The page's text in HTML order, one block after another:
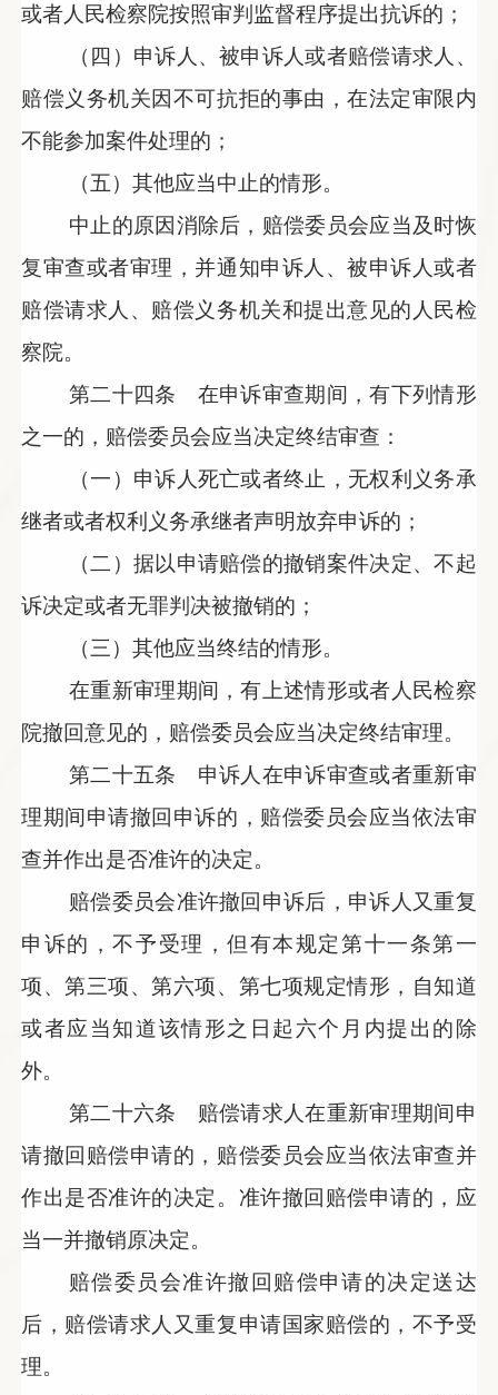
或者人民检察院按照审判监督程序提出抗诉的；
（四）申诉人、被申诉人或者赔偿请求人、
赔偿义务机关因不可抗拒的事由，在法定审限内
不能参加案件处理的；
（五）其他应当中止的情形。
中止的原因消除后，赔偿委员会应当及时恢
复审查或者审理，并通知申诉人、被申诉人或者
赔偿请求人、赔偿义务机关和提出意见的人民检
察院。
第二十四条 在申诉审查期间，有下列情形
之一的，赔偿委员会应当决定终结审查：
（一）申诉人死亡或者终止，无权利义务承
继者或者权利义务承继者声明放弃申诉的；
（二）据以申请赔偿的撤销案件决定、不起
诉决定或者无罪判决被撤销的；
（三）其他应当终结的情形。
在重新审理期间，有上述情形或者人民检察
院撤回意见的，赔偿委员会应当决定终结审理。
第二十五条 申诉人在申诉审查或者重新审
理期间申请撤回申诉的，赔偿委员会应当依法审
查并作出是否准许的决定。
赔偿委员会准许撤回申诉后，申诉人又重复
申诉的，不予受理，但有本规定第十一条第一
项、第三项、第六项、第七项规定情形，自知道
或者应当知道该情形之日起六个月内提出的除
外。
第二十六条 赔偿请求人在重新审理期间申
请撤回赔偿申请的，赔偿委员会应当依法审查并
作出是否准许的决定。准许撤回赔偿申请的，应
当一并撤销原决定。
赔偿委员会准许撤回赔偿申请的决定送达
后，赔偿请求人又重复申请国家赔偿的，不予受
理。